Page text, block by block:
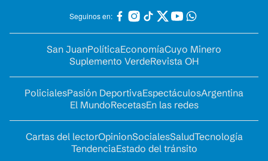
Seguinos en:
San JuanPolíticaEconomíaCuyo Minero
Suplemento VerdeRevista OH
PolicialesPasión DeportivaEspectáculosArgentina
El MundoRecetasEn las redes
Cartas del lectorOpinionSocialesSaludTecnología
TendenciaEstado del tránsito